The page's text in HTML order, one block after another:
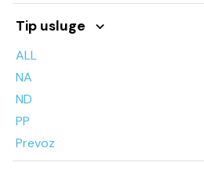
Tip usluge
ALL
NA
ND
PP
Prevoz